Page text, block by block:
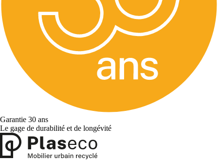
Garantie 30 ans
Le gage de durabilité et de longévité